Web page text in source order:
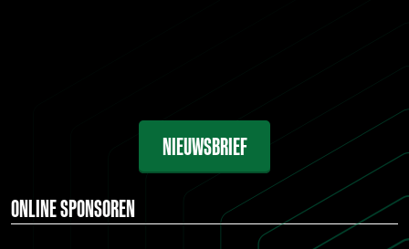
NIEUWSBRIEF
ONLINE SPONSOREN